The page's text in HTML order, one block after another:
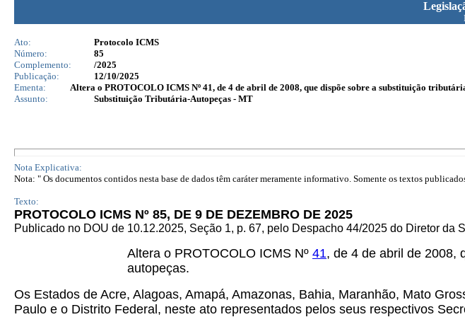
Ato:
Protocolo ICMS
Número:
85
Complemento:
/2025
Publicação:
12/10/2025
Ementa:
Altera o PROTOCOLO ICMS Nº 41, de 4 de abril de 2008, que dispõe sobre a substituição
Assunto:
Substituição Tributária-Autopeças - MT
Nota Explicativa:
Nota: " Os documentos contidos nesta base de dados têm caráter meramente informativo. Somente os textos
Texto:
PROTOCOLO ICMS Nº 85, DE 9 DE DEZEMBRO DE 2025
Publicado no DOU de 10.12.2025, Seção 1, p. 67, pelo Despacho 44/2025 do Diretor da
Altera o PROTOCOLO ICMS Nº 41, de 4 de abril de 2008,
autopeças.
Os Estados de Acre, Alagoas, Amapá, Amazonas, Bahia, Maranhão, Mato
Paulo e o Distrito Federal, neste ato representados pelos seus respectivos